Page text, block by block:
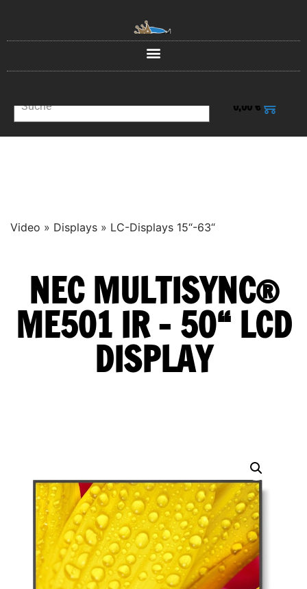
0,00€
Video » Displays » LC-Displays 15“-63“
NEC MULTISYNC®
ME501 IR – 50“ LCD
DISPLAY